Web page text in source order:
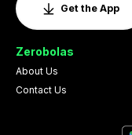
Get the App
Zerobolas
About Us
Contact Us